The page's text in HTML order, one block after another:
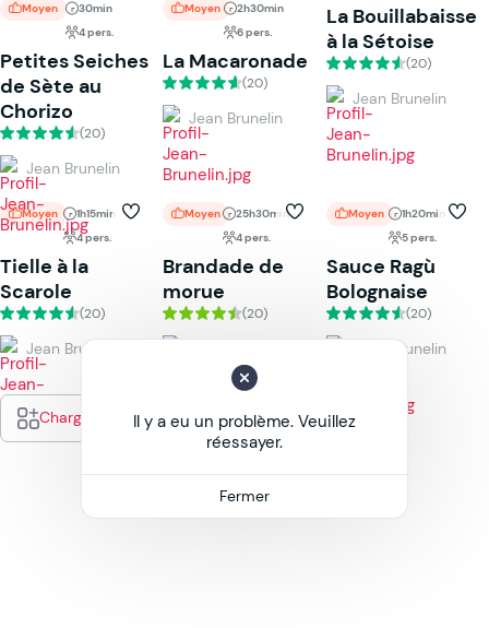
Moyen
30min
4 pers.
Petites Seiches
de Sète au
Chorizo
(20)
Jean Brunelin
Moyen
2h30min
6 pers.
La Macaronade
(20)
Jean Brunelin
La Bouillabaisse
à la Sétoise
(20)
Jean Brunelin
Moyen
1h15min
4 pers.
Tielle à la
Scarole
(20)
Jean Brunelin
Moyen
25h30min
4 pers.
Brandade de
morue
(20)
Moyen
1h20min
5 pers.
Sauce Ragù
Bolognaise
(20)
Jean Brunelin
Charger plus
Il y a eu un problème. Veuillez
réessayer.
Fermer